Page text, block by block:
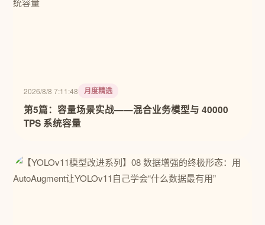
2026/8/8 7:11:48 月度精选
第5篇：容量场景实战——混合业务模型与 40000
TPS 系统容量